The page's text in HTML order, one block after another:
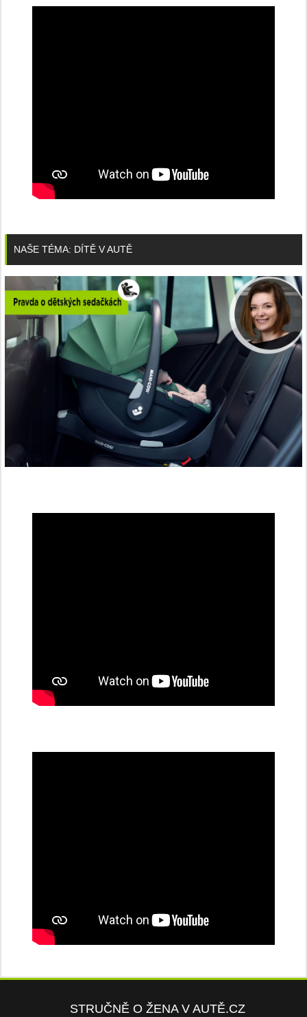
NAŠE TÉMA: DÍTĚ V AUTĚ
STRUČNĚ O ŽENA V AUTĚ.CZ